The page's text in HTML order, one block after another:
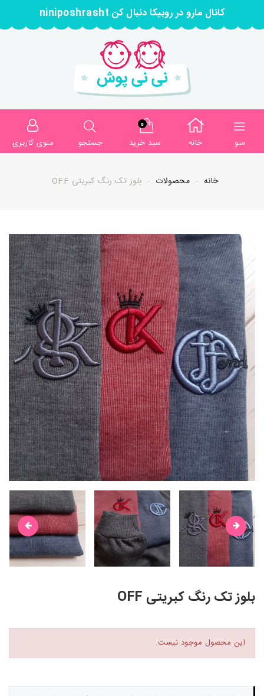
کانال مارو در روبیکا دنبال کن niniposhrasht
منو خانه
0
سبد خرید
جستجو منوی کاربری
خانه محصولات بلوز تک رنگ کبریتی OFF
بلوز تک رنگ کبریتی OFF
این محصول موجود نیست.